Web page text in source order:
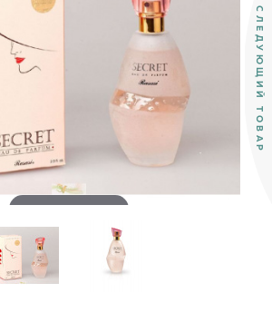
СЛЕДУЮЩИЙ ТОВАР
Double tap to zoom